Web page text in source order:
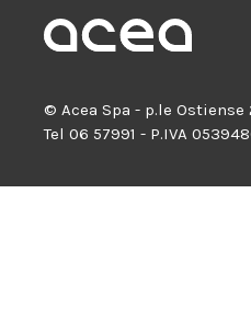
© Acea Spa - p.le Ostiense
Tel 06 57991 - P.IVA